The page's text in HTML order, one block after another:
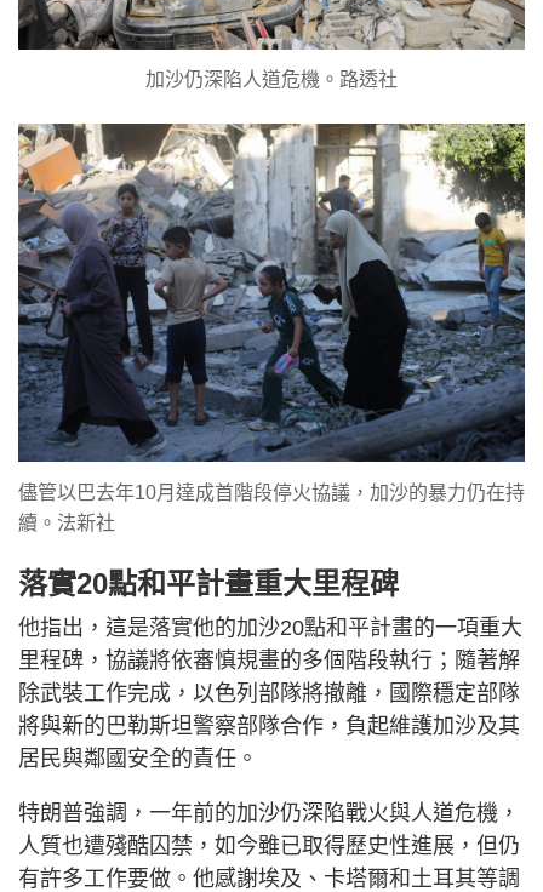
加沙仍深陷人道危機。路透社
儘管以巴去年10月達成首階段停火協議，加沙的暴力仍在持
續。法新社
落實20點和平計畫重大里程碑
他指出，這是落實他的加沙20點和平計畫的一項重大
里程碑，協議將依審慎規畫的多個階段執行；隨著解
除武裝工作完成，以色列部隊將撤離，國際穩定部隊
將與新的巴勒斯坦警察部隊合作，負起維護加沙及其
居民與鄰國安全的責任。
特朗普強調，一年前的加沙仍深陷戰火與人道危機，
人質也遭殘酷囚禁，如今雖已取得歷史性進展，但仍
有許多工作要做。他感謝埃及、卡塔爾和土耳其等調